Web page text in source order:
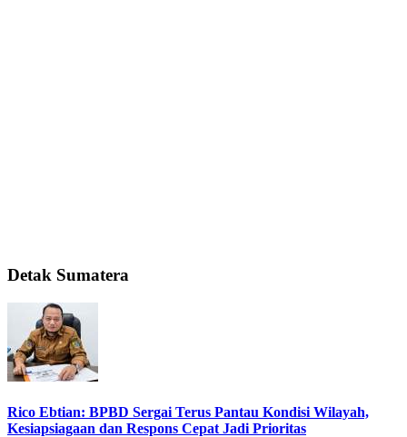
Detak Sumatera
Rico Ebtian: BPBD Sergai Terus Pantau Kondisi Wilayah,
Kesiapsiagaan dan Respons Cepat Jadi Prioritas